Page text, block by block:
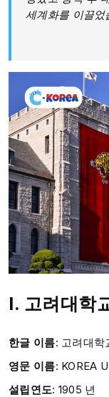
세계화를 이끌었
I. 고려대학
한글 이름: 고려대학
영문 이름: KOREA
설립연도: 1905 년